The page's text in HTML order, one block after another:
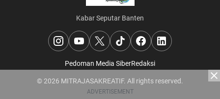
ADVERTISEMENT
Kabar Seputar Banten
Pedoman Media SiberRedaksi
© 2026 MITRAJASAKREATIF. All rights reserved.